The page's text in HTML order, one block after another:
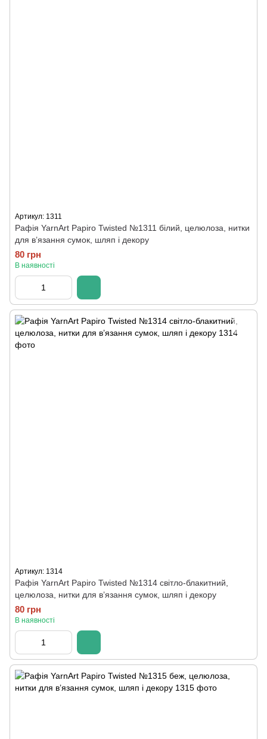
Артикул: 1311
Рафія YarnArt Papiro Twisted №1311 білий, целюлоза, нитки
для в’язання сумок, шляп і декору
80 грн
В наявності
Артикул: 1314
Рафія YarnArt Papiro Twisted №1314 світло-блакитний,
целюлоза, нитки для в’язання сумок, шляп і декору
80 грн
В наявності